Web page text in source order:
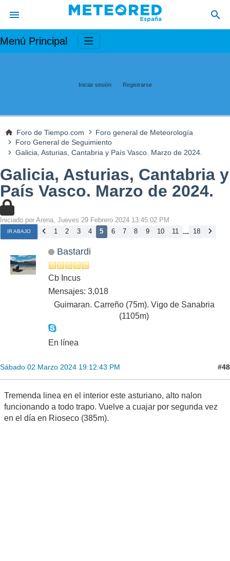
Menú Principal
Iniciar sesión Registrarse
Foro de Tiempo.com
Foro general de Meteorología
Foro General de Seguimiento
Galicia, Asturias, Cantabria y País Vasco. Marzo de 2024.
Galicia, Asturias, Cantabria y
País Vasco. Marzo de 2024.
Iniciado por Arena, Jueves 29 Febrero 2024 13:45:02 PM
IR ABAJO 1 2 3 4 5 6 7 8 9 10 11 ... 18
Bastardi
Cb Incus
Mensajes: 3,018
Guimaran. Carreño (75m). Vigo de Sanabria
(1105m)
En línea
Sábado 02 Marzo 2024 19:12:43 PM #48
Tremenda linea en el interior este asturiano, alto nalon
funcionando a todo trapo. Vuelve a cuajar por segunda vez
en el día en Rioseco (385m).